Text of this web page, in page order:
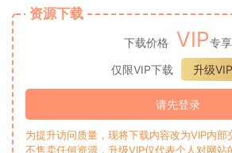
资源下载
下载价格 VIP专享
仅限VIP下载
升级VIP
请先登录
为提升访问质量，现将下载内容改为VIP内
不售卖任何资源，升级VIP仅代表个人对网站